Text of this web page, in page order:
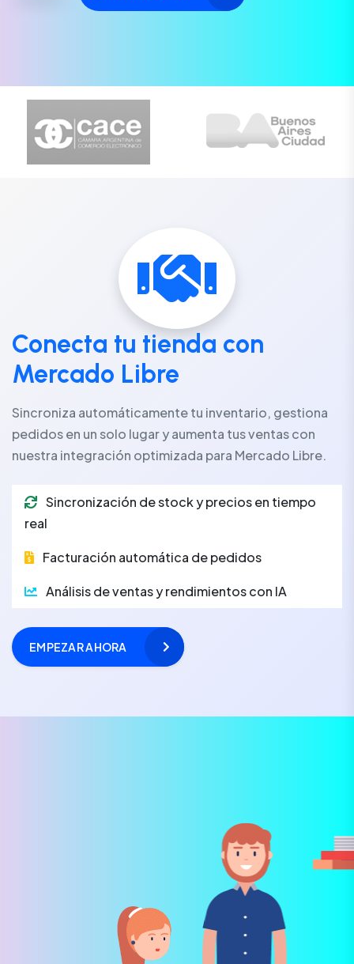
Conecta tu tienda con
Mercado Libre
Sincroniza automáticamente tu inventario, gestiona
pedidos en un solo lugar y aumenta tus ventas con
nuestra integración optimizada para Mercado Libre.
Sincronización de stock y precios en tiempo
real
Facturación automática de pedidos
Análisis de ventas y rendimientos con IA
EMPEZAR AHORA